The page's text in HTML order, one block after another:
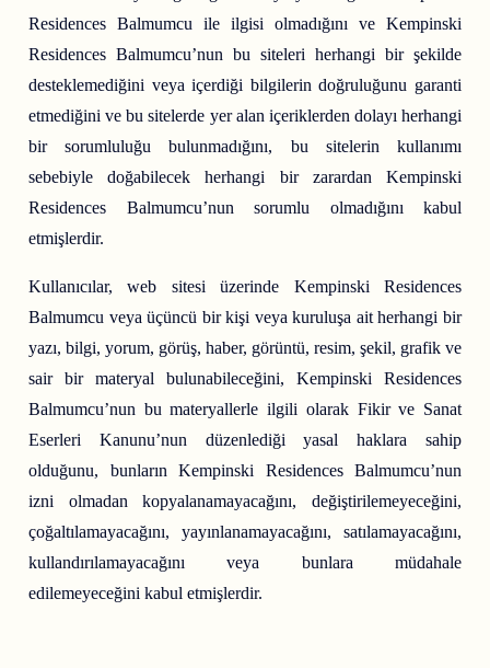
Residences Balmumcu ile ilgisi olmadığını ve Kempinski
Residences Balmumcu’nun bu siteleri herhangi bir şekilde
desteklemediğini veya içerdiği bilgilerin doğruluğunu garanti
etmediğini ve bu sitelerde yer alan içeriklerden dolayı herhangi
bir sorumluluğu bulunmadığını, bu sitelerin kullanımı
sebebiyle doğabilecek herhangi bir zarardan Kempinski
Residences Balmumcu’nun sorumlu olmadığını kabul
etmişlerdir.
Kullanıcılar, web sitesi üzerinde Kempinski Residences
Balmumcu veya üçüncü bir kişi veya kuruluşa ait herhangi bir
yazı, bilgi, yorum, görüş, haber, görüntü, resim, şekil, grafik ve
sair bir materyal bulunabileceğini, Kempinski Residences
Balmumcu’nun bu materyallerle ilgili olarak Fikir ve Sanat
Eserleri Kanunu’nun düzenlediği yasal haklara sahip
olduğunu, bunların Kempinski Residences Balmumcu’nun
izni olmadan kopyalanamayacağını, değiştirilemeyeceğini,
çoğaltılamayacağını, yayınlanamayacağını, satılamayacağını,
kullandırılamayacağını veya bunlara müdahale
edilemeyeceğini kabul etmişlerdir.